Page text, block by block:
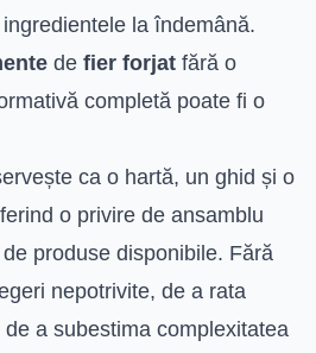
la îndemână.
de fier forjat fără o
completă poate fi o
ca o hartă, un ghid și o
o privire de ansamblu
produse disponibile. Fără
nepotrivite, de a rata
a subestima complexitatea